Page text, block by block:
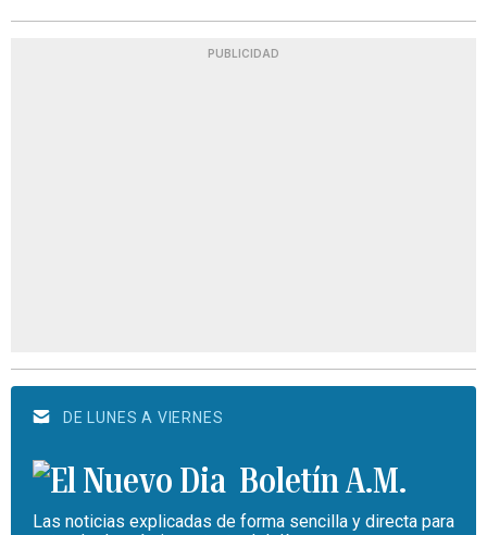
PUBLICIDAD
DE LUNES A VIERNES
Boletín A.M.
Las noticias explicadas de forma sencilla y directa para